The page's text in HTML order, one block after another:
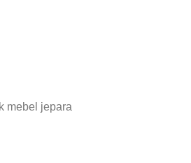
mebel jepara